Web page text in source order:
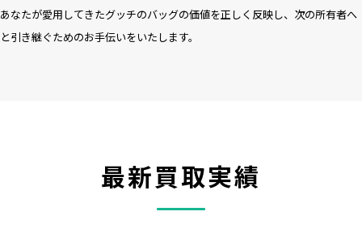
あなたが愛用してきたグッチのバッグの価値を正しく反映し、次の所有者へ
と引き継ぐためのお手伝いをいたします。
最新買取実績